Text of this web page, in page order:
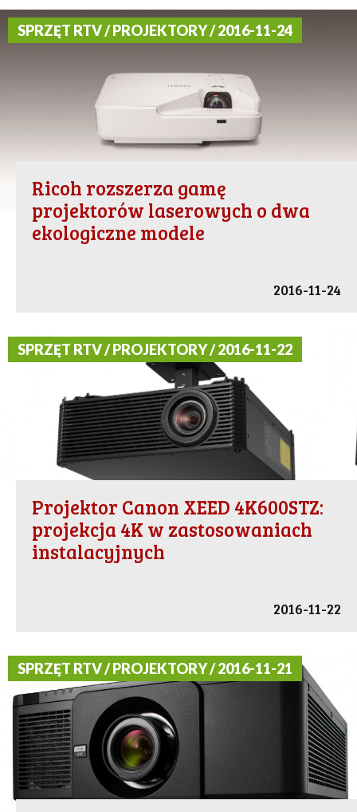
SPRZĘT RTV / PROJEKTORY / 2016-11-24
Ricoh rozszerza gamę
projektorów laserowych o dwa
ekologiczne modele
2016-11-24
SPRZĘT RTV / PROJEKTORY / 2016-11-22
Projektor Canon XEED 4K600STZ:
projekcja 4K w zastosowaniach
instalacyjnych
2016-11-22
SPRZĘT RTV / PROJEKTORY / 2016-11-21